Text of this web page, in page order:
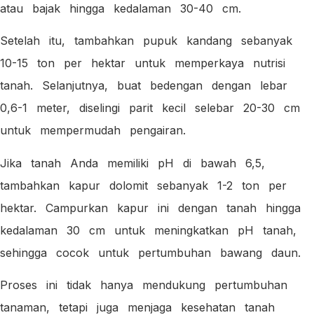
atau bajak hingga kedalaman 30-40 cm.
Setelah itu, tambahkan pupuk kandang sebanyak
10-15 ton per hektar untuk memperkaya nutrisi
tanah. Selanjutnya, buat bedengan dengan lebar
0,6-1 meter, diselingi parit kecil selebar 20-30 cm
untuk mempermudah pengairan.
Jika tanah Anda memiliki pH di bawah 6,5,
tambahkan kapur dolomit sebanyak 1-2 ton per
hektar. Campurkan kapur ini dengan tanah hingga
kedalaman 30 cm untuk meningkatkan pH tanah,
sehingga cocok untuk pertumbuhan bawang daun.
Proses ini tidak hanya mendukung pertumbuhan
tanaman, tetapi juga menjaga kesehatan tanah